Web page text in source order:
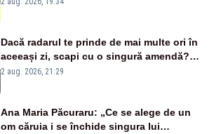
Dacă radarul te prinde de mai multe ori în
aceeași zi, scapi cu o singură amendă?
Ce spune legea
2 aug. 2026, 21:29
Ana Maria Păcuraru: „Ce se alege de un
om căruia i se închide singura lui